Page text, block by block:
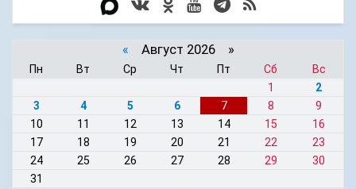
« Август 2026 »
Пн Вт Ср Чт Пт Сб
Вс
1
2
3
4 5 6 7 8
9
10
11 12 13 14 15
16
17
18 19 20 21 22
23
24
25 26 27 28 29
30
31